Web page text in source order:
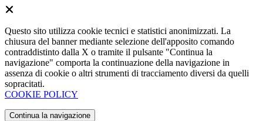
Questo sito utilizza cookie tecnici e statistici anonimizzati. La
chiusura del banner mediante selezione dell'apposito comando
contraddistinto dalla X o tramite il pulsante "Continua la
navigazione" comporta la continuazione della navigazione in
assenza di cookie o altri strumenti di tracciamento diversi da quelli
sopracitati.
COOKIE POLICY
Continua la navigazione